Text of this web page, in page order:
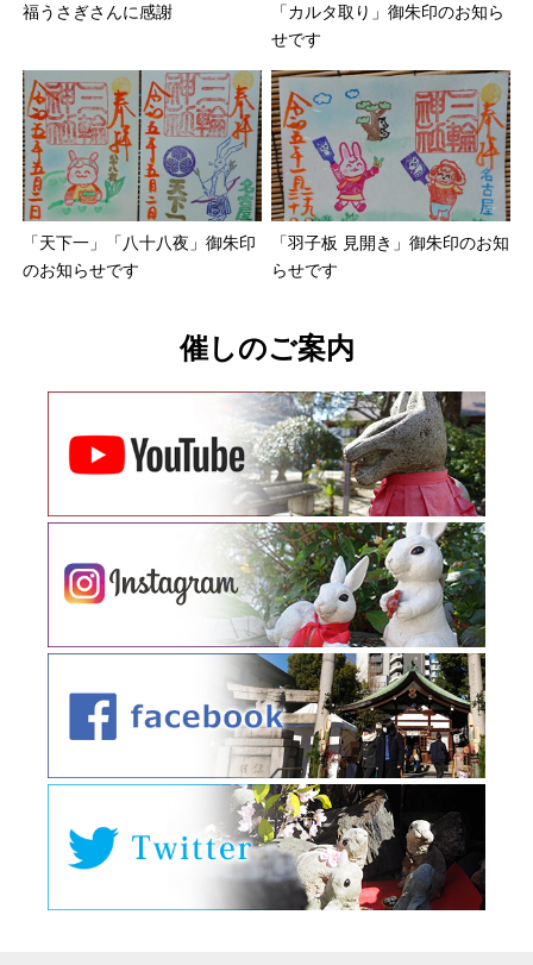
福うさぎさんに感謝
「カルタ取り」御朱印のお知ら
せです
「天下一」「八十八夜」御朱印
のお知らせです
「羽子板 見開き」御朱印のお知
らせです
催しのご案内